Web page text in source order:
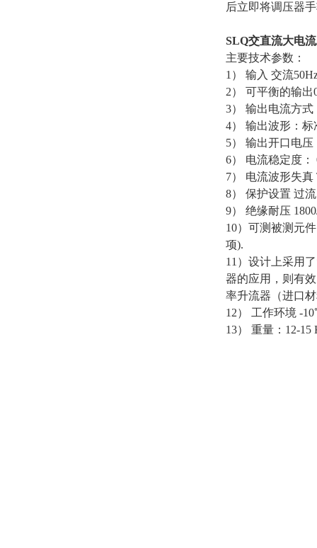
后立即将调压器
SLQ交直流大电
主要技术参数：
1） 输入 交流
2） 可平衡的输
3） 输出电流方
4） 输出波形：标
5） 输出开口电压
6） 电流稳定度：
7） 电流波形失
8） 保护设置 过
9） 绝缘耐压
10）可测被测元
项).
11）设计上采用
器的应用，则有
率升流器（进口
12） 工作环境 -
13） 重量：12-15